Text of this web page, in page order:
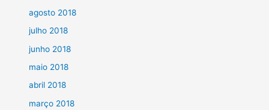
agosto 2018
julho 2018
junho 2018
maio 2018
abril 2018
março 2018